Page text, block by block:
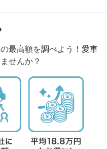
最高額を調べよう！愛車
せんか？